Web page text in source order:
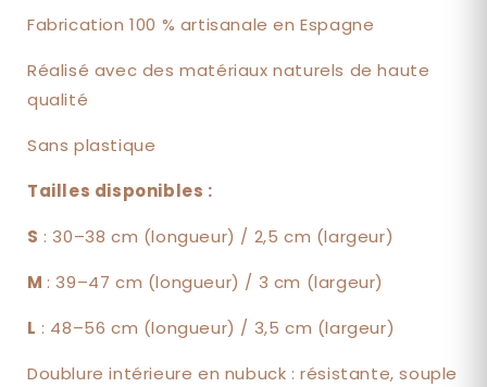
Fabrication 100 % artisanale en Espagne
Réalisé avec des matériaux naturels de haute
qualité
Sans plastique
Tailles disponibles :
S : 30–38 cm (longueur) / 2,5 cm (largeur)
M : 39–47 cm (longueur) / 3 cm (largeur)
L : 48–56 cm (longueur) / 3,5 cm (largeur)
Doublure intérieure en nubuck : résistante, souple